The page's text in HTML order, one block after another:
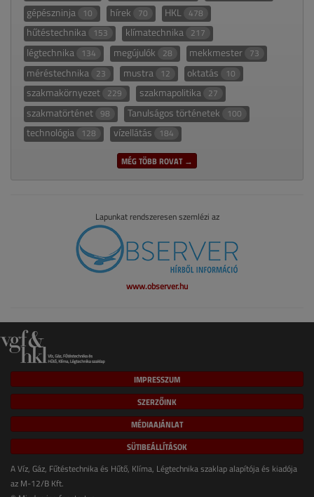
gépészninja 10 hírek 70 HKL 478
hűtéstechnika 153 klímatechnika 217
légtechnika 134 megújulók 28 mekkmester 73
méréstechnika 23 mustra 12 oktatás 10
szakmakörnyezet 229 szakmapolitika 27
szakmatörténet 98 Tanulságos történetek 100
technológia 128 vízellátás 184
MÉG TÖBB ROVAT →
Lapunkat rendszeresen szemlézi az
www.observer.hu
IMPRESSZUM
SZERZŐINK
MÉDIAAJÁNLAT
SÜTIBEÁLLÍTÁSOK
A Víz, Gáz, Fűtéstechnika és Hűtő, Klíma, Légtechnika szaklap alapítója és kiadója
az M-12/B Kft.